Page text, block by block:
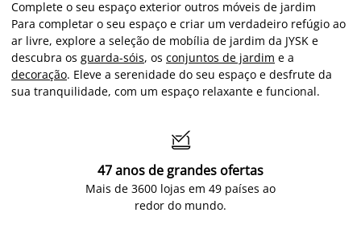
Complete o seu espaço exterior outros móveis de jardim
Para completar o seu espaço e criar um verdadeiro refúgio ao
ar livre, explore a seleção de mobília de jardim da JYSK e
descubra os guarda-sóis, os conjuntos de jardim e a
decoração. Eleve a serenidade do seu espaço e desfrute da
sua tranquilidade, com um espaço relaxante e funcional.

47 anos de grandes ofertas
Mais de 3600 lojas em 49 países ao
redor do mundo.